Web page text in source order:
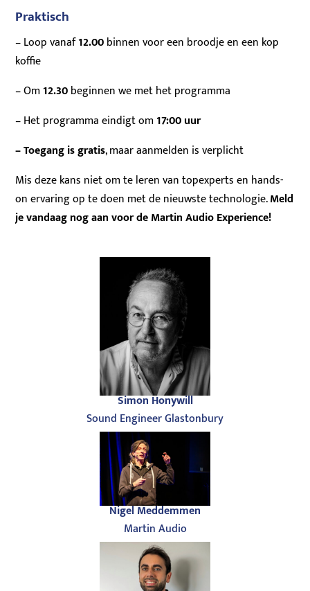
Praktisch
– Loop vanaf12.00binnen voor een broodje en een kop
koffie
– Om12.30beginnen we met het programma
– Het programma eindigt om17:00 uur
– Toegang is gratis, maar aanmelden is verplicht
Mis deze kans niet om te leren van topexperts en hands-
on ervaring op te doen met de nieuwste technologie.Meld
je vandaag nog aan voor de Martin Audio Experience!
Simon Honywill
Sound Engineer Glastonbury
Nigel Meddemmen
Martin Audio